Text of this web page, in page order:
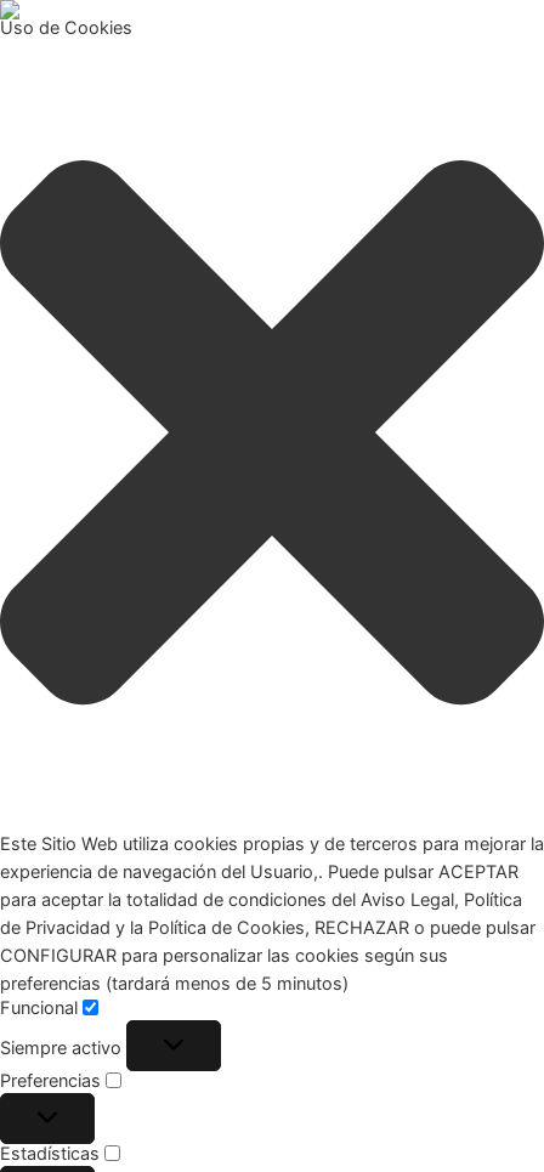
Uso de Cookies
Este Sitio Web utiliza cookies propias y de terceros para mejorar la
experiencia de navegación del Usuario,. Puede pulsar ACEPTAR
para aceptar la totalidad de condiciones del Aviso Legal, Política
de Privacidad y la Política de Cookies, RECHAZAR o puede pulsar
CONFIGURAR para personalizar las cookies según sus
preferencias (tardará menos de 5 minutos)
Funcional
Siempre activo
Preferencias
Estadísticas